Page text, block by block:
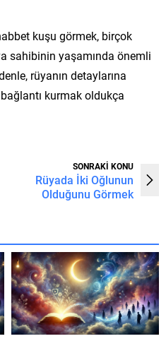
kuşu görmek, birçok
sahibinin yaşamında önemli
rüyanın detaylarına
kurmak oldukça
SONRAKİ KONU
Rüyada İki Oğlunun
Olduğunu Görmek